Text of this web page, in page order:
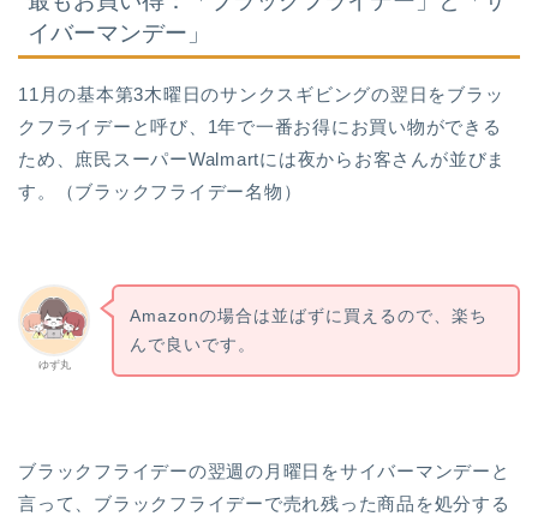
イバーマンデー」
11月の基本第3木曜日のサンクスギビングの翌日をブラッ
クフライデーと呼び、1年で一番お得にお買い物ができる
ため、庶民スーパーWalmartには夜からお客さんが並びま
す。（ブラックフライデー名物）
ゆず丸
Amazonの場合は並ばずに買えるので、楽ち
んで良いです。
ブラックフライデーの翌週の月曜日をサイバーマンデーと
言って、ブラックフライデーで売れ残った商品を処分する